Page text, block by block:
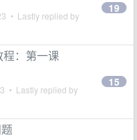
• Lastly replied by
19
：第一课
• Lastly replied by
15